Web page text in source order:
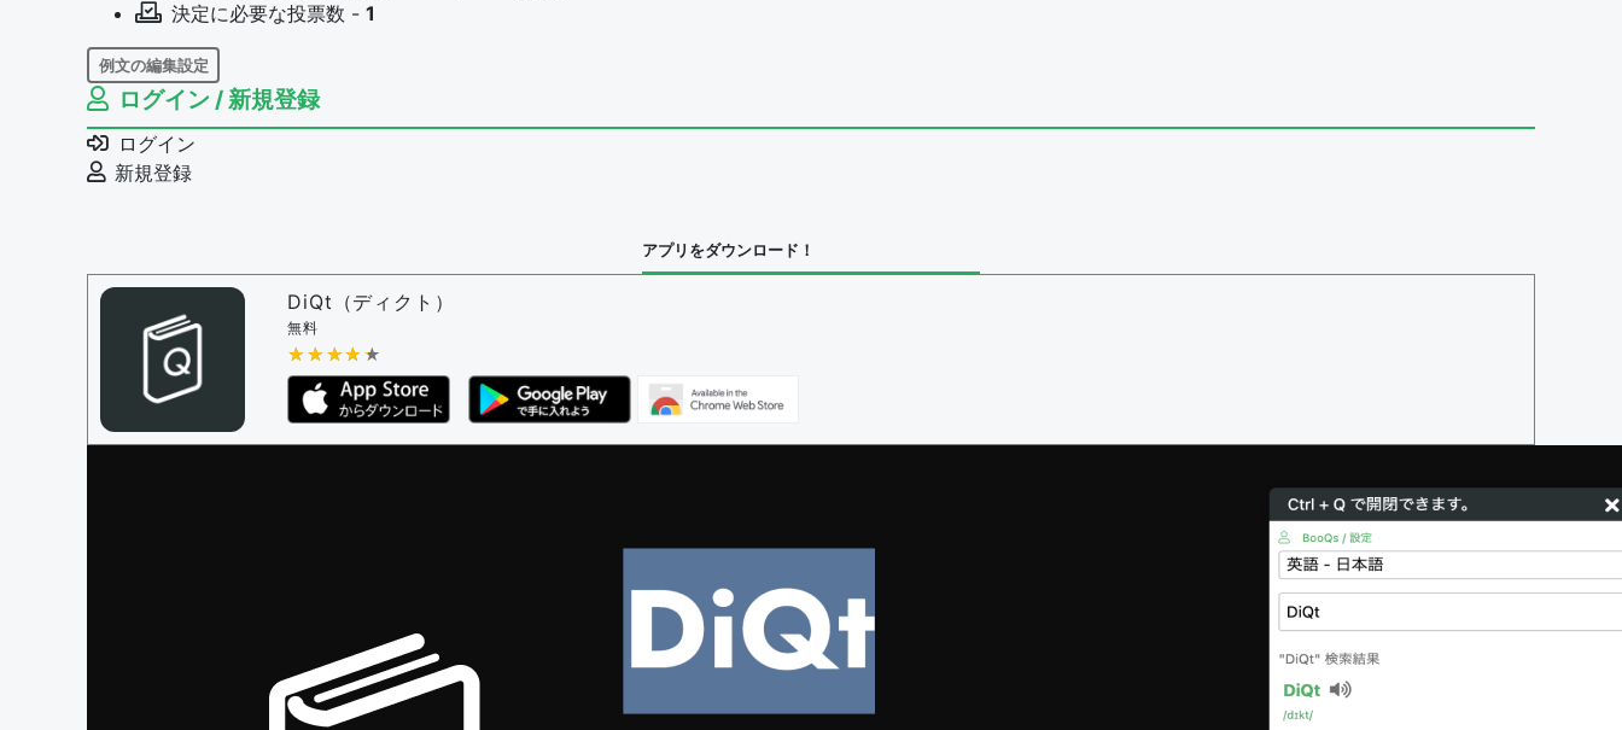
決定に必要な投票数 - 1
例文の編集設定
例文の編集権限を持つユーザー -
例文の削除を審査する
審査に対する投票権限を持つユーザー -
決定に必要な投票数 -
問題の編集権限を持つユーザー -すべてのユーザー
審査に対する投票権限を持つユーザー -
決定に必要な投票数 -
編集ガイドライン
ログイン / 新規登録
ログイン
新規登録
アプリをダウンロード！
DiQt（ディクト）
無料
★★★★★
★★★★★